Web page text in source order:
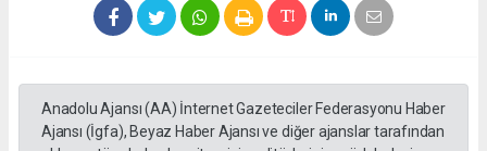
Anadolu Ajansı (AA) İnternet Gazeteciler Federasyonu Haber
Ajansı (İgfa), Beyaz Haber Ajansı ve diğer ajanslar tarafından